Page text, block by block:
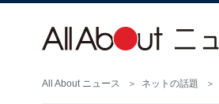
All About ニュース ネットの話題